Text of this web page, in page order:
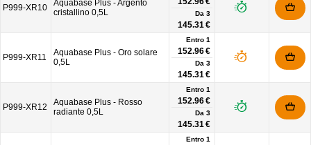
P999-XR10
Aquabase Plus - Argento
cristallino 0,5L
Da 3
145.31 €
P999-XR11
Aquabase Plus - Oro solare
0,5L
Entro 1
152.96 €
Da 3
145.31 €
P999-XR12
Aquabase Plus - Rosso
radiante 0,5L
Entro 1
152.96 €
Da 3
145.31 €
Entro 1